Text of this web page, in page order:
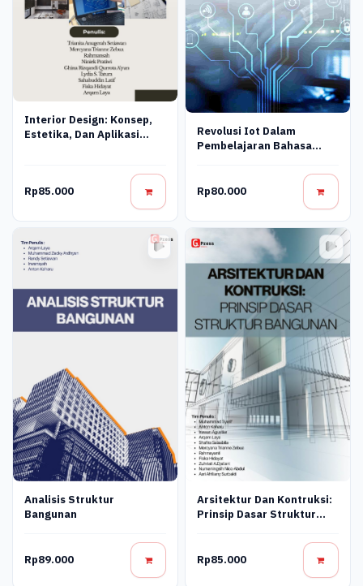
Interior Design: Konsep,
Estetika, Dan Aplikasi
Rp85.000
Revolusi Iot Dalam
Pembelajaran Bahasa
Komunikasi Teknik Sipil
Rp80.000
Analisis Struktur
Bangunan
Rp89.000
Arsitektur Dan Kontruksi:
Prinsip Dasar Struktur
Rp85.000